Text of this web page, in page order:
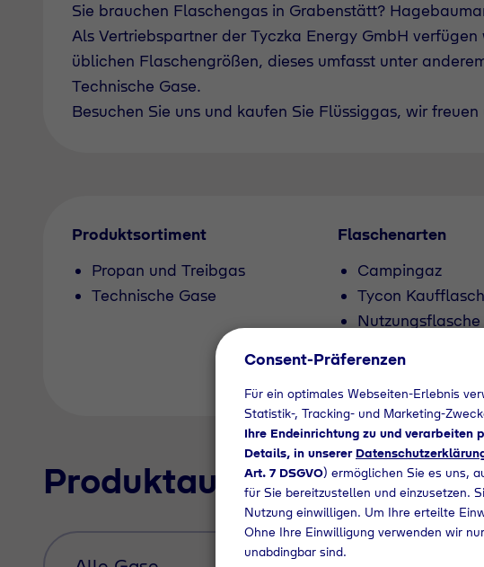
Sie brauchen Flaschengas in Grabenstätt?
Als Vertriebspartner der Tyczka Energy GmbH
üblichen Flaschengrößen, dieses umfasst unter
Technische Gase.
Besuchen Sie uns und kaufen Sie Flüssiggas, wir
Produktsortiment
Propan und Treibgas
Technische Gase
Flaschenarten
Campingaz
Tycon
Nutzungsflasche
Produktauswahl
Consent-Präferenzen
Für ein optimales Webseiten-Erlebnis
Statistik-, Tracking- und Marketing-
Ihre Endeinrichtung zu und verarbeiten
Details, in unserer
Art. 7 DSGVO) ermöglichen Sie es uns,
für Sie bereitzustellen und einzusetzen.
Nutzung einwilligen. Um Ihre erteilte
Ohne Ihre Einwilligung verwenden wir
unabdingbar sind.